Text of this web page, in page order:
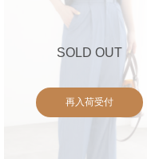
SOLD OUT
再入荷受付